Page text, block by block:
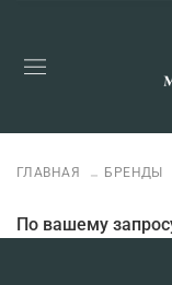
ГЛАВНАЯ БРЕНДЫ
По вашему